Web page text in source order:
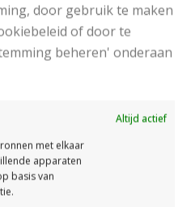
door gebruik te maken
of door te
beheren' onderaan
Altijd actief
met elkaar
apparaten
basis van